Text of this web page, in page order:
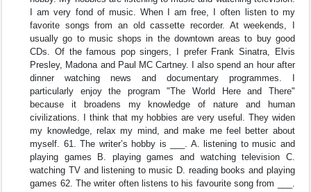
I am very fond of music. When I am free, I often listen to my
favorite songs from an old cassette recorder. At weekends, I
usually go to music shops in the downtown areas to buy good
CDs. Of the famous pop singers, I prefer Frank Sinatra, Elvis
Presley, Madona and Paul MC Cartney. I also spend an hour after
dinner watching news and documentary programmes. I
particularly enjoy the program "The World Here and There"
because it broadens my knowledge of nature and human
civilizations. I think that my hobbies are very useful. They widen
my knowledge, relax my mind, and make me feel better about
myself. 61. The writer’s hobby is ___. A. listening to music and
playing games B. playing games and watching television C.
watching TV and listening to music D. reading books and playing
games 62. The writer often listens to his favourite song from ___.